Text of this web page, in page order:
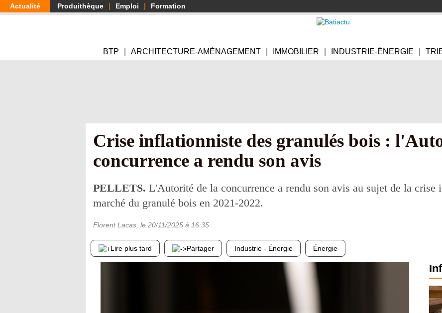
Aller
au
Actualité Produithèque Emploi Formation
BTP ARCHITECTURE-AMÉNAGEMENT IMMOBILIER INDUSTRIE-ÉNERGIE
Crise inflationniste des granulés bois :
concurrence a rendu son avis
PELLETS. L'Autorité de la concurrence a rendu son avis au sujet de la crise
marché du granulé bois en 2021-2022.
Florent Lacas , le 20/11/2025 à 16:35
Lire plus tard Partager Industrie - Énergie Énergie